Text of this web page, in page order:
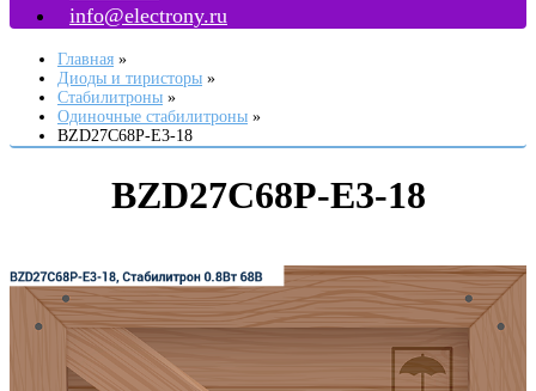
info@electrony.ru
Главная
Диоды и тиристоры
Стабилитроны
Одиночные стабилитроны
BZD27C68P-E3-18
BZD27C68P-E3-18